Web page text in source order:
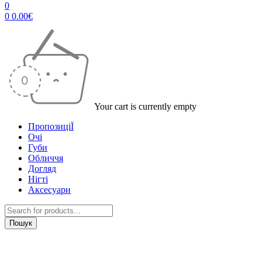
0
0 0.00€
Your cart is currently empty
ПропозиціЇ
Очі
Губи
Обличчя
Догляд
Нігті
Аксесуари